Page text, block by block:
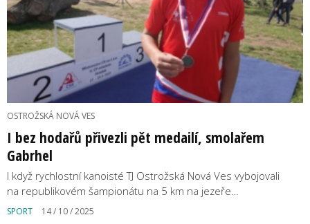
OSTROŽSKÁ NOVÁ VES
I bez hodařů přivezli pět medailí, smolařem
Gabrhel
I když rychlostní kanoisté TJ Ostrožská Nová Ves vybojovali
na republikovém šampionátu na 5 km na jezeře…
SPORT 14 / 10 / 2025